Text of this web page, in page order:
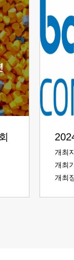
도
개최
개최
개최